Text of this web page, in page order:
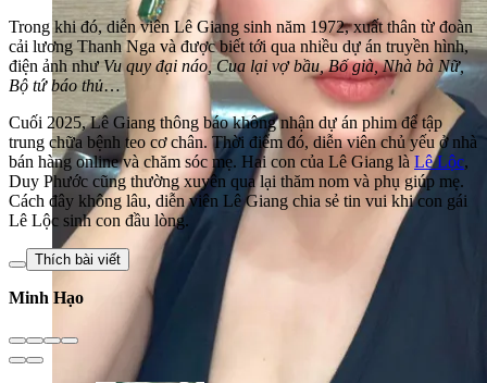
Trong khi đó, diễn viên Lê Giang sinh năm 1972, xuất thân từ đoàn
cải lương Thanh Nga và được biết tới qua nhiều dự án truyền hình,
điện ảnh nhưVu quy đại náo, Cua lại vợ bầu, Bố già, Nhà bà Nữ,
Bộ tứ báo thủ…
Cuối 2025, Lê Giang thông báo không nhận dự án phim để tập
trung chữa bệnh teo cơ chân. Thời điểm đó, diễn viên chủ yếu ở nhà
bán hàng online và chăm sóc mẹ. Hai con của Lê Giang là Lê Lộc,
Duy Phước cũng thường xuyên qua lại thăm nom và phụ giúp mẹ.
Cách đây không lâu, diễn viên Lê Giang chia sẻ tin vui khi con gái
Lê Lộc sinh con đầu lòng.
Thích bài viết
Minh Hạo